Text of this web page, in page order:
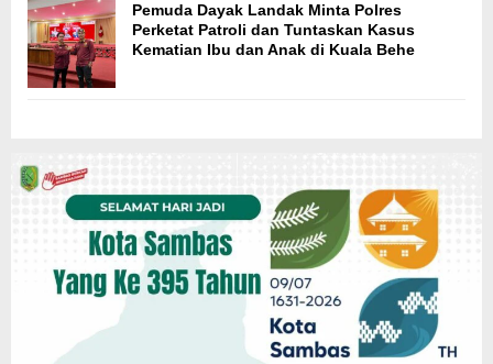
Pemuda Dayak Landak Minta Polres
Perketat Patroli dan Tuntaskan Kasus
Kematian Ibu dan Anak di Kuala Behe